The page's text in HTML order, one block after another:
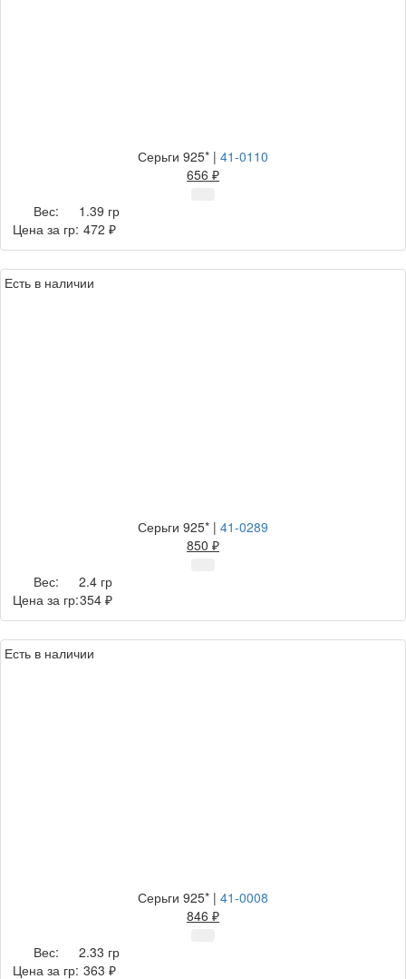
Серьги 925* | 41-0110
656 ₽
Вес:
1.39 гр
Цена за гр: 472 ₽
Есть в наличии
Серьги 925* | 41-0289
850 ₽
Вес:
2.4 гр
Цена за гр:354 ₽
Есть в наличии
Серьги 925* | 41-0008
846 ₽
Вес:
2.33 гр
Цена за гр: 363 ₽